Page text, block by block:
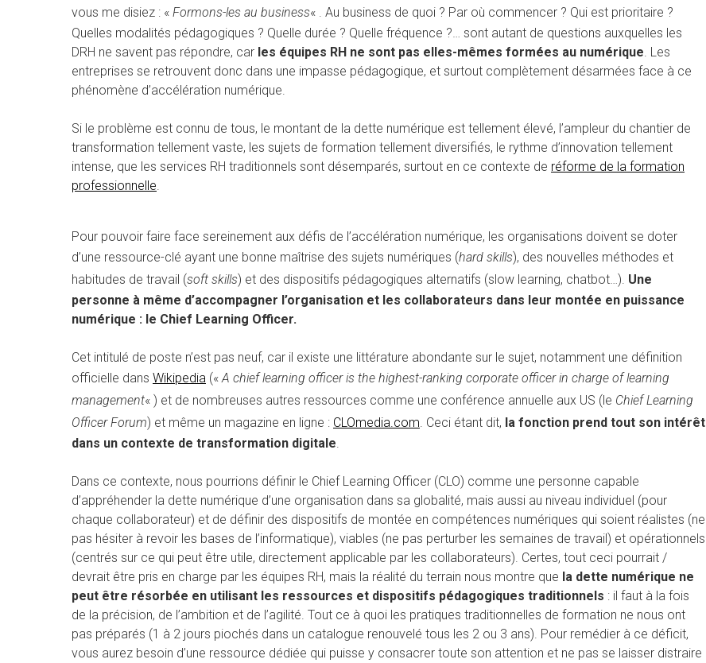
vous me disiez : « Formons-les au business« . Au business de quoi ? Par où commencer ? Qui est prioritaire ?
Quelles modalités pédagogiques ? Quelle durée ? Quelle fréquence ?… sont autant de questions auxquelles les
DRH ne savent pas répondre, car les équipes RH ne sont pas elles-mêmes formées au numérique. Les
entreprises se retrouvent donc dans une impasse pédagogique, et surtout complètement désarmées face à ce
phénomène d’accélération numérique.
Si le problème est connu de tous, le montant de la dette numérique est tellement élevé, l’ampleur du chantier de
transformation tellement vaste, les sujets de formation tellement diversifiés, le rythme d’innovation tellement
intense, que les services RH traditionnels sont désemparés, surtout en ce contexte de réforme de la formation
professionnelle.
Pour pouvoir faire face sereinement aux défis de l’accélération numérique, les organisations doivent se doter
d’une ressource-clé ayant une bonne maîtrise des sujets numériques (hard skills), des nouvelles méthodes et
habitudes de travail (soft skills) et des dispositifs pédagogiques alternatifs (slow learning, chatbot…). Une
personne à même d’accompagner l’organisation et les collaborateurs dans leur montée en puissance
numérique : le Chief Learning Officer.
Cet intitulé de poste n’est pas neuf, car il existe une littérature abondante sur le sujet, notamment une définition
officielle dans Wikipedia («A chief learning officer is the highest-ranking corporate officer in charge of learning
management« ) et de nombreuses autres ressources comme une conférence annuelle aux US (le Chief Learning
Officer Forum) et même un magazine en ligne : CLOmedia.com. Ceci étant dit, la fonction prend tout son intérêt
dans un contexte de transformation digitale.
Dans ce contexte, nous pourrions définir le Chief Learning Officer (CLO) comme une personne capable
d’appréhender la dette numérique d’une organisation dans sa globalité, mais aussi au niveau individuel (pour
chaque collaborateur) et de définir des dispositifs de montée en compétences numériques qui soient réalistes (ne
pas hésiter à revoir les bases de l’informatique), viables (ne pas perturber les semaines de travail) et opérationnels
(centrés sur ce qui peut être utile, directement applicable par les collaborateurs). Certes, tout ceci pourrait /
devrait être pris en charge par les équipes RH, mais la réalité du terrain nous montre que la dette numérique ne
peut être résorbée en utilisant les ressources et dispositifs pédagogiques traditionnels : il faut à la fois
de la précision, de l’ambition et de l’agilité. Tout ce à quoi les pratiques traditionnelles de formation ne nous ont
pas préparés (1 à 2 jours piochés dans un catalogue renouvelé tous les 2 ou 3 ans). Pour remédier à ce déficit,
vous aurez besoin d’une ressource dédiée qui puisse y consacrer toute son attention et ne pas se laisser distraire